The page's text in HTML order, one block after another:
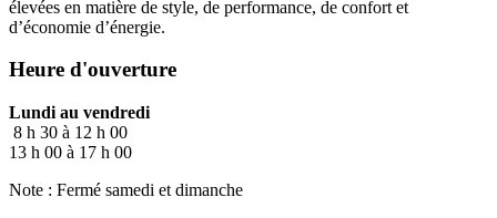
élevées en matière de style, de performance, de confort et
d’économie d’énergie.
Heure d'ouverture
Lundi au vendredi
8 h 30 à 12 h 00
13 h 00 à 17 h 00
Note : Fermé samedi et dimanche